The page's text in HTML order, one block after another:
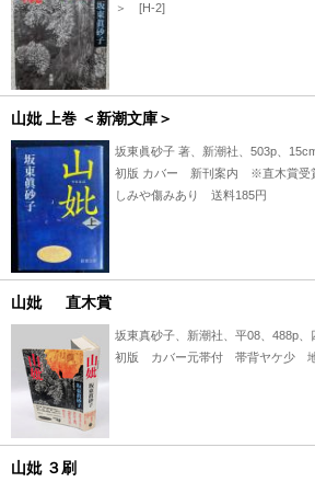
＞ [H-2]
山妣 上巻 ＜新潮文庫＞
坂東眞砂子 著、新潮社、503p、
初版 カバー 新刊案内 ※直木賞受
しみや傷みあり 送料185円
山妣 直木賞
坂東真砂子、新潮社、平08、488p、
初版 カバー元帯付 帯背ヤケ少 地
山妣 ３刷